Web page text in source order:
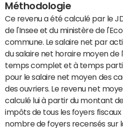
Méthodologie
Ce revenu a été calculé par le
de l'Insee et du ministère de
commune. Le salaire net par
du salaire net horaire moyen de
temps complet et à temps
pour le salaire net moyen des
des ouvriers. Le revenu net
calculé lui à partir du montant
impôts de tous les foyers
nombre de foyers recensés sur